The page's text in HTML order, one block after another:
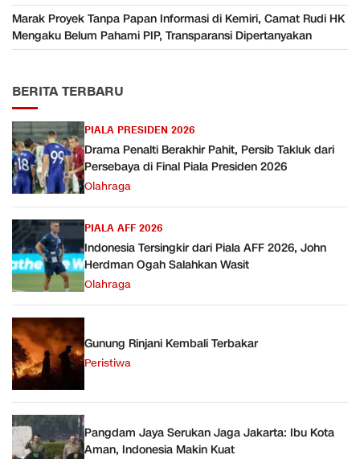
Marak Proyek Tanpa Papan Informasi di Kemiri, Camat Rudi HK
Mengaku Belum Pahami PIP, Transparansi Dipertanyakan
BERITA TERBARU
PIALA PRESIDEN 2026
Drama Penalti Berakhir Pahit, Persib Takluk dari
Persebaya di Final Piala Presiden 2026
Olahraga
PIALA AFF 2026
Indonesia Tersingkir dari Piala AFF 2026, John
Herdman Ogah Salahkan Wasit
Olahraga
Gunung Rinjani Kembali Terbakar
Peristiwa
Pangdam Jaya Serukan Jaga Jakarta: Ibu Kota
Aman, Indonesia Makin Kuat